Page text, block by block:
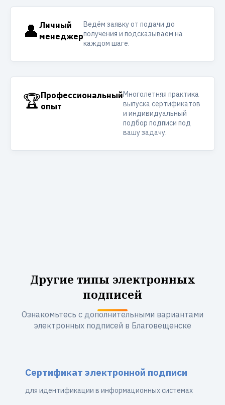
👤 Личный
менеджер
Ведём заявку от подачи до
получения и подсказываем на
каждом шаге.
🏆Профессиональный
опыт
Многолетняя практика
выпуска сертификатов
и индивидуальный
подбор подписи под
вашу задачу.
Другие типы электронных
подписей
Ознакомьтесь с дополнительными вариантами
электронных подписей в Благовещенске
Сертификат электронной подписи
для идентификации в информационных системах